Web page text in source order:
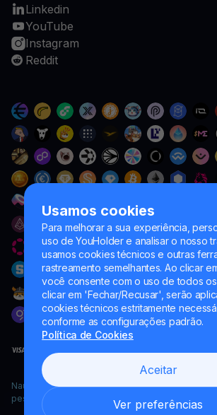
Usamos cookies
Para melhorar a sua experiência,
uso de YouHolder e analisar o nosso
usamos cookies técnicos e outras
rastreamento semelhantes. Ao clicar
você consente com o uso de todos
clicar em 'Fechar/Recusar', serão
cookies técnicos estritamente
conforme as configurações padrão.
Política de Cookies
Aceitar
Ver preferências
Linkedin
YouTube
Instagram
Reddit
Naumard LTD. – apenas para fins de
pesquisa e marketing